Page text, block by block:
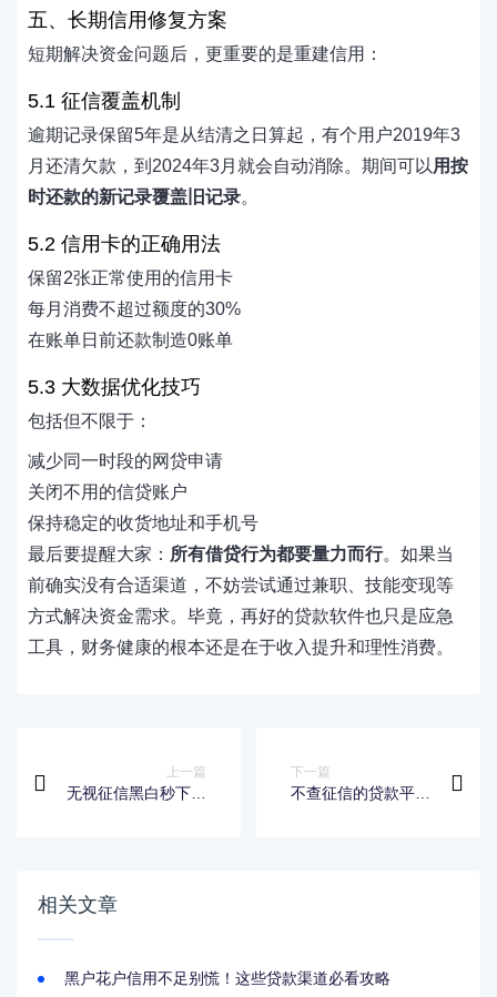
五、长期信用修复方案
短期解决资金问题后，更重要的是重建信用：
5.1 征信覆盖机制
逾期记录保留5年是从结清之日算起，有个用户2019年3
月还清欠款，到2024年3月就会自动消除。期间可以 用按
时还款的新记录覆盖旧记录。
5.2 信用卡的正确用法
保留2张正常使用的信用卡
每月消费不超过额度的30%
在账单日前还款制造0账单
5.3 大数据优化技巧
包括但不限于：
减少同一时段的网贷申请
关闭不用的信贷账户
保持稳定的收货地址和手机号
最后要提醒大家： 所有借贷行为都要量力而行。如果当
前确实没有合适渠道，不妨尝试通过兼职、技能变现等
方式解决资金需求。毕竟，再好的贷款软件也只是应急
工具，财务健康的根本还是在于收入提升和理性消费。
上一篇
无视征信黑白秒下网
下一篇
不查征信的贷款平台
相关文章
黑户花户信用不足别慌！这些贷款渠道必看攻略